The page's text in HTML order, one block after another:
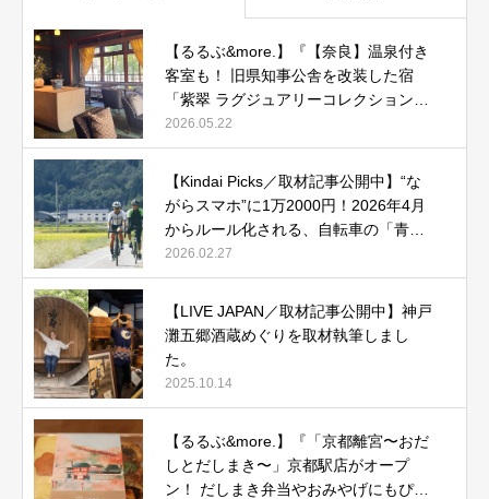
【るるぶ&more.】『【奈良】温泉付き
客室も！ 旧県知事公舎を改装した宿
「紫翠 ラグジュアリーコレクションホ
テル 奈良」で贅沢ステイ』
2026.05.22
【Kindai Picks／取材記事公開中】“な
がらスマホ”に1万2000円！2026年4月
からルール化される、自転車の「青切
符」とは？
2026.02.27
【LIVE JAPAN／取材記事公開中】神戸
灘五郷酒蔵めぐりを取材執筆しまし
た。
2025.10.14
【るるぶ&more.】『「京都離宮〜おだ
しとだしまき〜」京都駅店がオープ
ン！ だしまき弁当やおみやげにもぴっ